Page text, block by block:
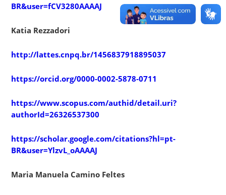
BR&user=fCV3280AAAAJ
Katia Rezzadori
http://lattes.cnpq.br/1456837918895037
https://orcid.org/0000-0002-5878-0711
https://www.scopus.com/authid/detail.uri?
authorId=26326537300
https://scholar.google.com/citations?hl=pt-
BR&user=YlzvL_oAAAAJ
Maria Manuela Camino Feltes